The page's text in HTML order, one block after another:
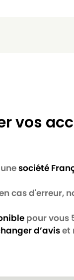
2200
800
BR
PLUS
vos
société
cas d'erreur,
pour vous
d’aviset